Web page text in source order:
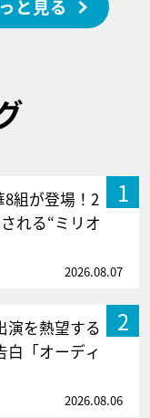
と見る
1
8組が登場！2
れる“ミリオ
2026.08.07
2
演を熱望する
白「オーディ
2026.08.06